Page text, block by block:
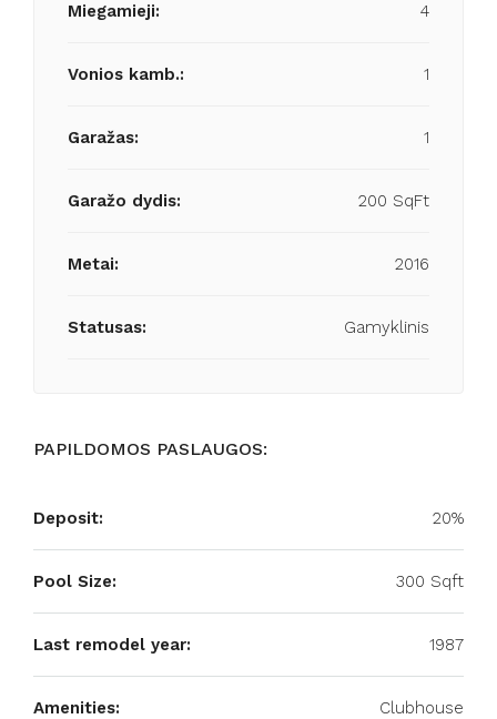
Miegamieji: 4
Vonios kamb.: 1
Garažas: 1
Garažo dydis: 200 SqFt
Metai: 2016
Statusas: Gamyklinis
PAPILDOMOS PASLAUGOS:
Deposit: 20%
Pool Size: 300 Sqft
Last remodel year: 1987
Amenities: Clubhouse